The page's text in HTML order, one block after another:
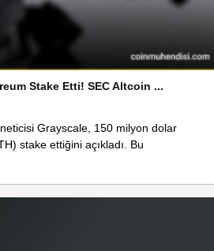
Stake Etti! SEC Altcoin ...
Grayscale, 150 milyon dolar
stake ettiğini açıkladı. Bu